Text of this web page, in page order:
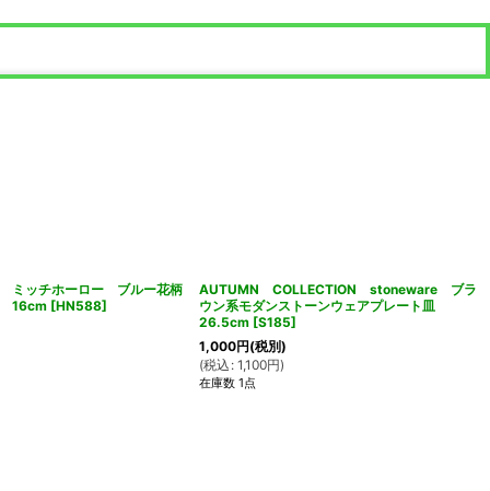
ミッチホーロー ブルー花柄
16cm [HN588]
AUTUMN COLLECTION stoneware ブラ
ウン系モダンストーンウェアプレート皿
26.5cm [S185]
1,000円(税別)
(税込 : 1,100円)
在庫数 1点